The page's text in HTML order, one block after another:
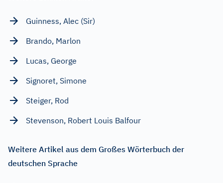
Guinness, Alec (Sir)
Brando, Marlon
Lucas, George
Signoret, Simone
Steiger, Rod
Stevenson, Robert Louis Balfour
Weitere Artikel aus dem Großes Wörterbuch der
deutschen Sprache